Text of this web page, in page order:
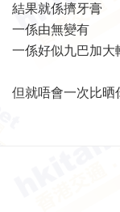
結果就係擠牙膏
一係由無變有
一係好似九巴加大
但就唔會一次比晒